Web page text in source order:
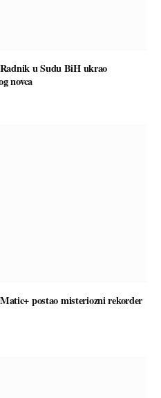
u Sudu BiH ukrao
novca
postao misteriozni rekorder